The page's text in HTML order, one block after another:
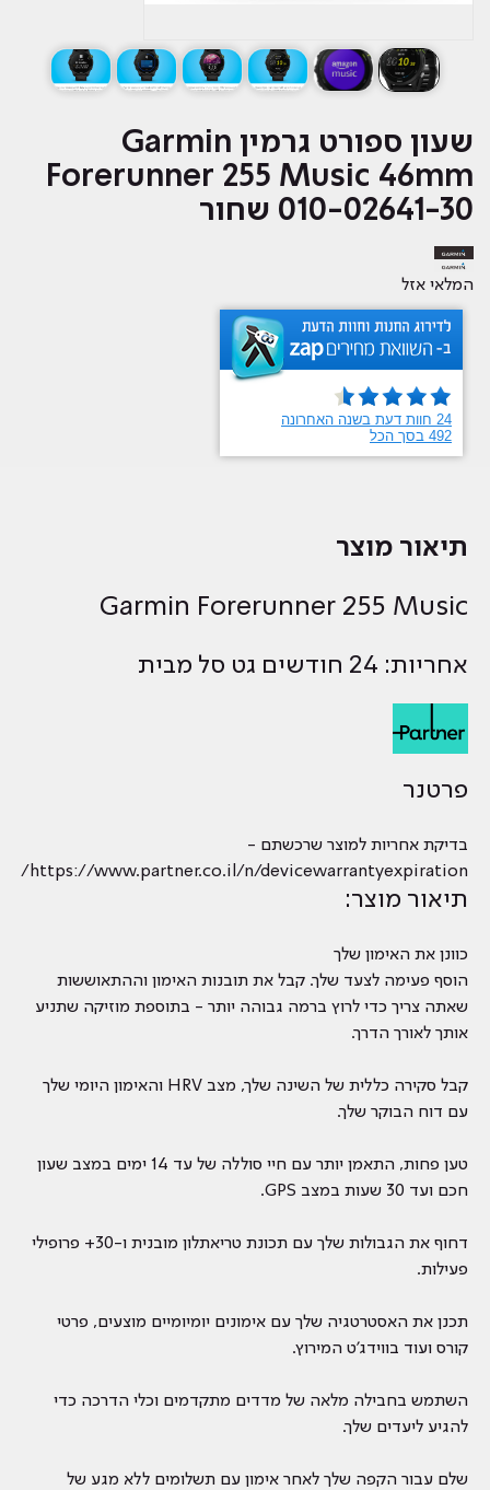
‏שעון ספורט גרמין Garmin
Forerunner 255 Music 46mm
010-02641-30 שחור
המלאי אזל
תיאור מוצר
Garmin Forerunner 255 Music
אחריות: 24 חודשים גט סל מבית
פרטנר
בדיקת אחריות למוצר שרכשתם -
https://www.partner.co.il/n/devicewarrantyexpiration/
תיאור מוצר:
כוונן את האימון שלך
הוסף פעימה לצעד שלך. קבל את תובנות האימון וההתאוששות
שאתה צריך כדי לרוץ ברמה גבוהה יותר - בתוספת מוזיקה שתניע
אותך לאורך הדרך.
קבל סקירה כללית של השינה שלך, מצב HRV והאימון היומי שלך
עם דוח הבוקר שלך.
טען פחות, התאמן יותר עם חיי סוללה של עד 14 ימים במצב שעון
חכם ועד 30 שעות במצב GPS.
דחוף את הגבולות שלך עם תכונת טריאתלון מובנית ו-30+ פרופילי
פעילות.
תכנן את האסטרטגיה שלך עם אימונים יומיומיים מוצעים, פרטי
קורס ועוד בווידג'ט המירוץ.
השתמש בחבילה מלאה של מדדים מתקדמים וכלי הדרכה כדי
להגיע ליעדים שלך.
שלם עבור הקפה שלך לאחר אימון עם תשלומים ללא מגע של